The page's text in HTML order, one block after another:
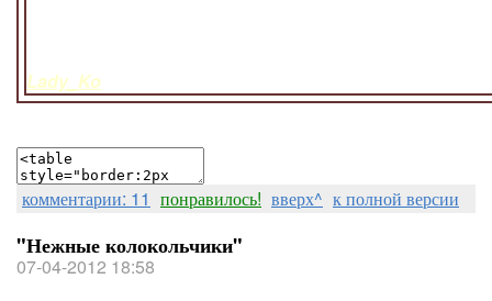
Lady_Ko
комментарии: 11 понравилось! вверх^ к полной версии
"Нежные колокольчики"
07-04-2012 18:58